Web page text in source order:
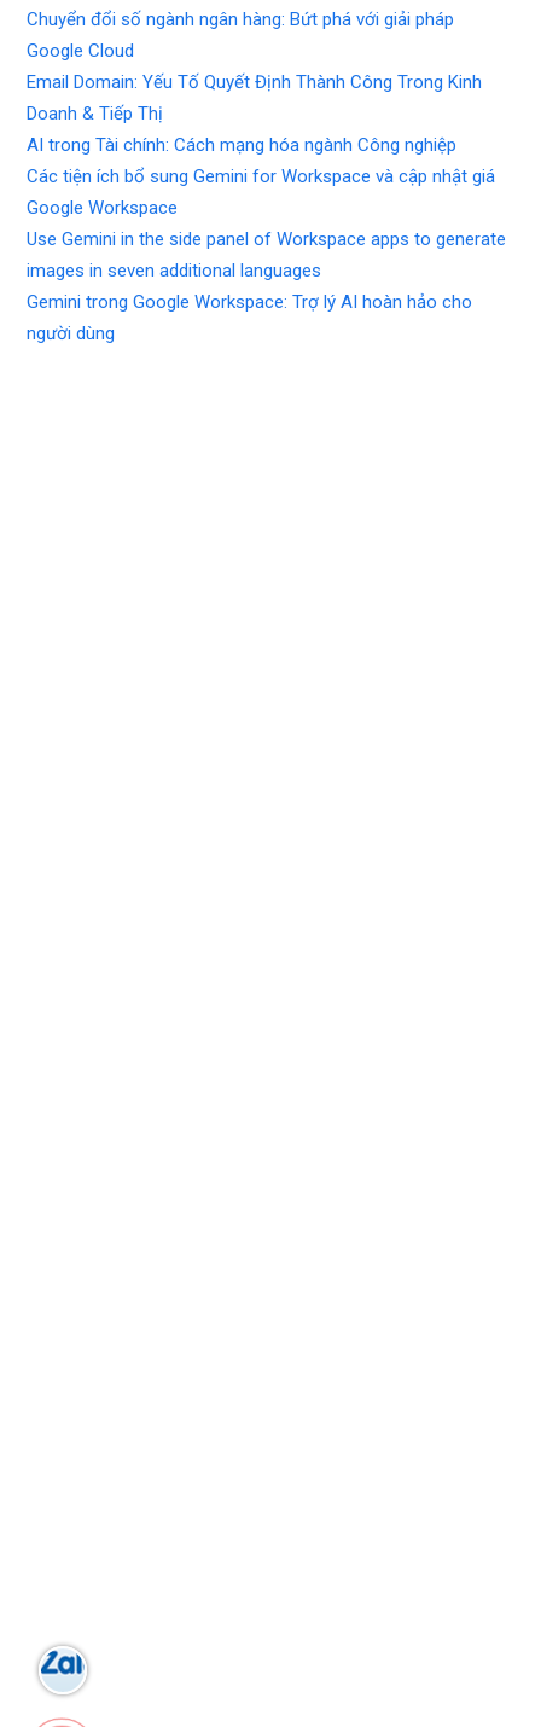
Chuyển đổi số ngành ngân hàng: Bứt phá với giải pháp
Google Cloud
Email Domain: Yếu Tố Quyết Định Thành Công Trong Kinh
Doanh & Tiếp Thị
AI trong Tài chính: Cách mạng hóa ngành Công nghiệp
Các tiện ích bổ sung Gemini for Workspace và cập nhật giá
Google Workspace
Use Gemini in the side panel of Workspace apps to generate
images in seven additional languages
Gemini trong Google Workspace: Trợ lý AI hoàn hảo cho
người dùng